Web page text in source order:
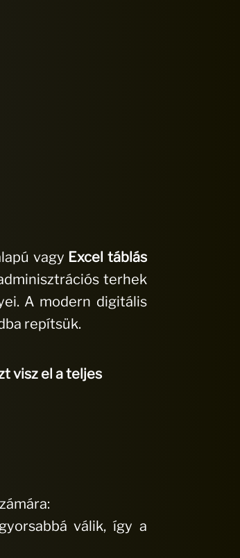
vagy Excel táblás
terhek
A modern digitális
repítsük.
visz el a teljes
válik, így a